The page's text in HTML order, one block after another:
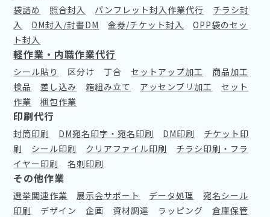
袋詰め 照合封入 パンフレット封入作業代行
チラシ封
入
DM封入/封書DM 金券/チケット封入
OPP袋のセッ
ト封入
軽作業・内職作業代行
シール貼り 区分け 丁合 セットアップ加工
商品加工
検品
差し込み 箱組み立て アッセンブリ加工
セット
作業
梱包作業
印刷代行
封筒印刷 DM宛名印字・宛名印刷 DM印刷
チケット印
刷
シール印刷 クリアファイル印刷
チラシ印刷・フラ
イヤー印刷
名刺印刷
その他作業
選挙関連作業 展示会サポート データ処理
宛名シール
印刷
デザイン 企画 資材調達 ラッピング 倉庫保管